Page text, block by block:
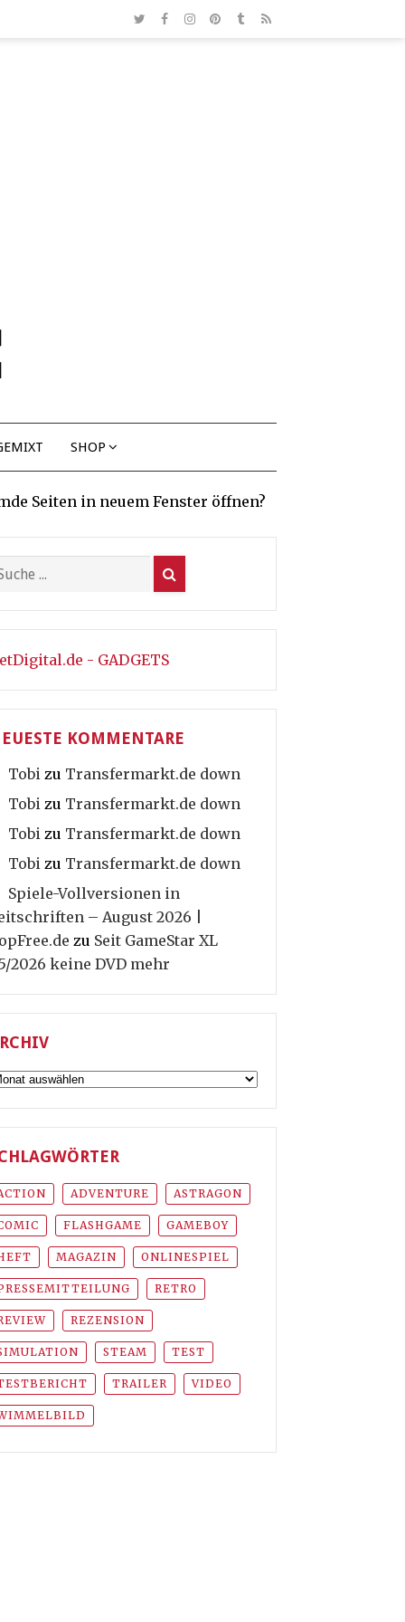
SHOP
Seiten in neuem Fenster öffnen?
- GADGETS
KOMMENTARE
Tobi zu Transfermarkt.de down
Tobi zu Transfermarkt.de down
Tobi zu Transfermarkt.de down
Tobi zu Transfermarkt.de down
Spiele-Vollversionen in
– August 2026 |
zu Seit GameStar XL
2026 keine DVD mehr
ADVENTURE ASTRAGON
FLASHGAME GAMEBOY
MAGAZIN ONLINESPIEL
RETRO
REZENSION
STEAM TEST
TRAILER VIDEO